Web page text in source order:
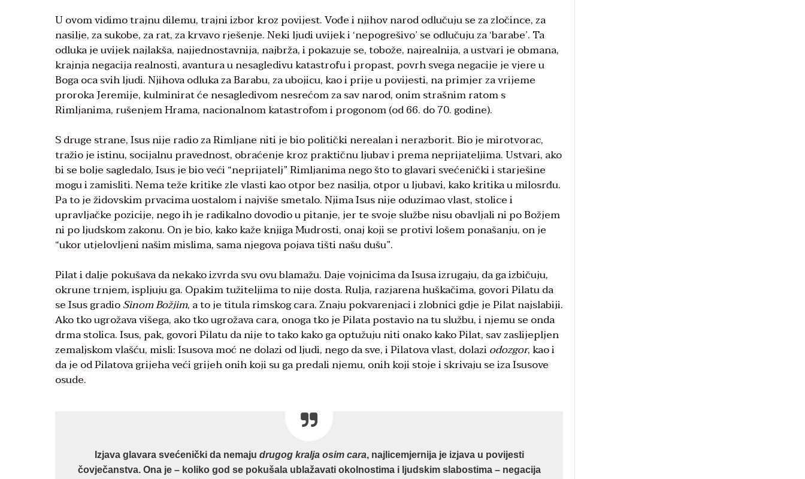
U ovom vidimo trajnu dilemu, trajni izbor kroz povijest. Vođe i njihov narod odlučuju se za zločince, za
nasilje, za sukobe, za rat, za krvavo rješenje. Neki ljudi uvijek i ‘nepogrešivo’ se odlučuju za ‘barabe’. Ta
odluka je uvijek najlakša, najjednostavnija, najbrža, i pokazuje se, tobože, najrealnija, a ustvari je obmana,
krajnja negacija realnosti, avantura u nesagledivu katastrofu i propast, povrh svega negacije je vjere u
Boga oca svih ljudi. Njihova odluka za Barabu, za ubojicu, kao i prije u povijesti, na primjer za vrijeme
proroka Jeremije, kulminirat će nesagledivom nesrećom za sav narod, onim strašnim ratom s
Rimljanima, rušenjem Hrama, nacionalnom katastrofom i progonom (od 66. do 70. godine).
S druge strane, Isus nije radio za Rimljane niti je bio politički nerealan i nerazborit. Bio je mirotvorac,
tražio je istinu, socijalnu pravednost, obraćenje kroz praktičnu ljubav i prema neprijateljima. Ustvari, ako
bi se bolje sagledalo, Isus je bio veći “neprijatelj” Rimljanima nego što to glavari svećenički i starješine
mogu i zamisliti. Nema teže kritike zle vlasti kao otpor bez nasilja, otpor u ljubavi, kako kritika u milosrđu.
Pa to je židovskim prvacima uostalom i najviše smetalo. Njima Isus nije oduzimao vlast, stolice i
upravljačke pozicije, nego ih je radikalno dovodio u pitanje, jer te svoje službe nisu obavljali ni po Božjem
ni po ljudskom zakonu. On je bio, kako kaže knjiga Mudrosti, onaj koji se protivi lošem ponašanju, on je
“ukor utjelovljeni našim mislima, sama njegova pojava tišti našu dušu”.
Pilat i dalje pokušava da nekako izvrda svu ovu blamažu. Daje vojnicima da Isusa izrugaju, da ga izbičuju,
okrune trnjem, ispljuju ga. Opakim tužiteljima to nije dosta. Rulja, razjarena huškačima, govori Pilatu da
se Isus gradioSinom Božjim, a to je titula rimskog cara. Znaju pokvarenjaci i zlobnici gdje je Pilat najslabiji.
Ako tko ugrožava višega, ako tko ugrožava cara, onoga tko je Pilata postavio na tu službu, i njemu se onda
drma stolica. Isus, pak, govori Pilatu da nije to tako kako ga optužuju niti onako kako Pilat, sav zaslijepljen
zemaljskom vlašću, misli: Isusova moć ne dolazi od ljudi, nego da sve, i Pilatova vlast, dolaziodozgor, kao i
da je od Pilatova grijeha veći grijeh onih koji su ga predali njemu, onih koji stoje i skrivaju se iza Isusove
osude.
Izjava glavara svećenički da nemaju drugog kralja osim cara, najlicemjernija je izjava u povijesti
čovječanstva. Ona je – koliko god se pokušala ublažavati okolnostima i ljudskim slabostima – negacija